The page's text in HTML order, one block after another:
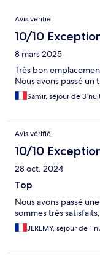
Avis
Avis vérifié
10/10
8 mars 2025
Très bon
Nous avons passé un
Samir, séjour de 3
Avis vérifié
10/10
28 oct. 2024
Top
Nous avons passé
sommes très
JEREMY, séjour de 1